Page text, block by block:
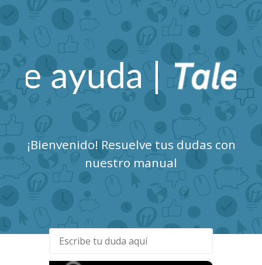
Talent Clue Centro de
Ayuda
¡Bienvenido! Resuelve tus dudas con
nuestro manual